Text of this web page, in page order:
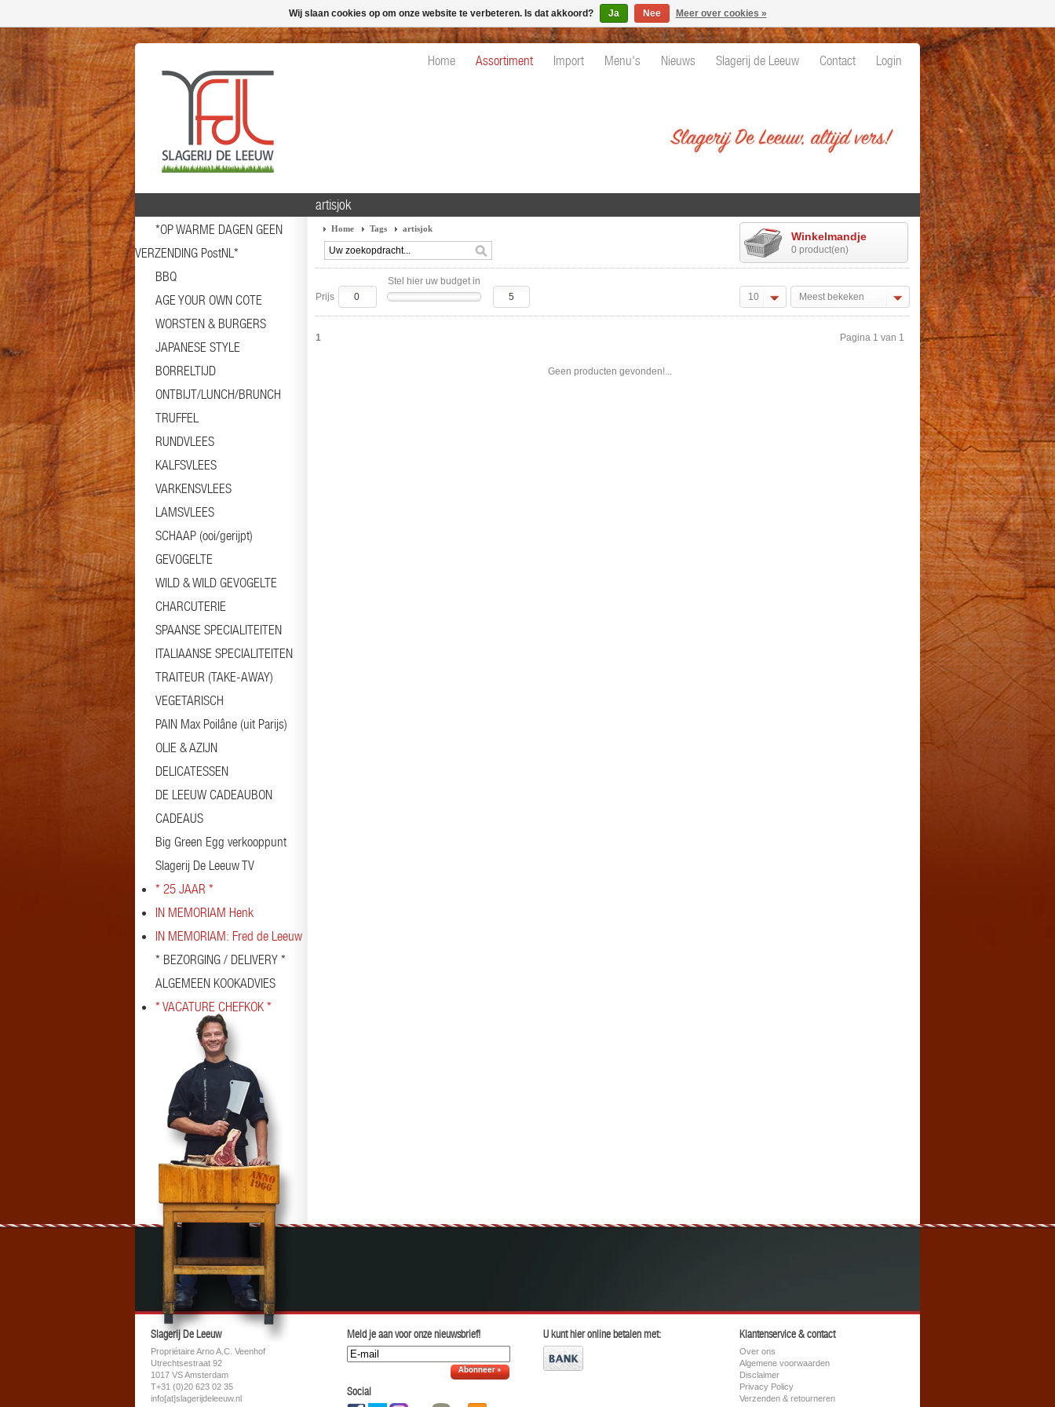
Home Assortiment Import Menu's Nieuws Slagerij de Leeuw Contact Login
*OP WARME DAGEN GEEN
VERZENDING PostNL*
BBQ
AGE YOUR OWN COTE
WORSTEN & BURGERS
JAPANESE STYLE
BORRELTIJD
ONTBIJT/LUNCH/BRUNCH
TRUFFEL
RUNDVLEES
KALFSVLEES
VARKENSVLEES
LAMSVLEES
SCHAAP (ooi/gerijpt)
GEVOGELTE
WILD & WILD GEVOGELTE
CHARCUTERIE
SPAANSE SPECIALITEITEN
ITALIAANSE SPECIALITEITEN
TRAITEUR (TAKE-AWAY)
VEGETARISCH
PAIN Max Poilâne (uit Parijs)
OLIE & AZIJN
DELICATESSEN
DE LEEUW CADEAUBON
CADEAUS
Big Green Egg verkooppunt
Slagerij De Leeuw TV
* 25 JAAR *
IN MEMORIAM Henk
IN MEMORIAM: Fred de Leeuw
* BEZORGING / DELIVERY *
ALGEMEEN KOOKADVIES
* VACATURE CHEFKOK *
artisjok
Home Tags artisjok
Winkelmandje
0 product(en)
Stel hier uw budget in
Prijs
10 Meest bekeken
Geen producten gevonden!...
1 Pagina 1 van 1
Slagerij De Leeuw
Propriétaire Arno A.C. Veenhof
Utrechtsestraat 92
1017 VS Amsterdam
T+31 (0)20 623 02 35
info[at]slagerijdeleeuw.nl
Meld je aan voor onze nieuwsbrief!
Abonneer »
Social
U kunt hier online betalen met: Klantenservice & contact
Over ons
Algemene voorwaarden
Disclaimer
Privacy Policy
Verzenden & retourneren
Wij slaan cookies op om onze website te verbeteren. Is dat akkoord? Ja Nee Meer over cookies »